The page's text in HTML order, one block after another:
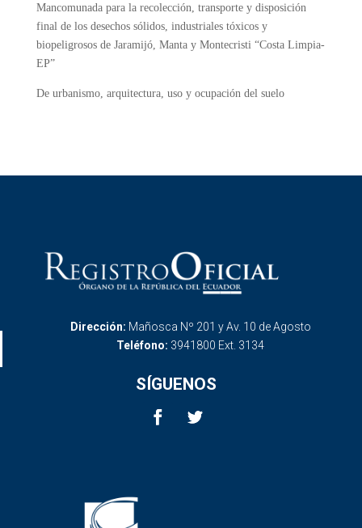
Mancomunada para la recolección, transporte y disposición
final de los desechos sólidos, industriales tóxicos y
biopeligrosos de Jaramijó, Manta y Montecristi “Costa Limpia-
EP”
De urbanismo, arquitectura, uso y ocupación del suelo
Dirección: Mañosca Nº 201 y Av. 10 de Agosto
Teléfono: 3941800 Ext. 3134
SÍGUENOS